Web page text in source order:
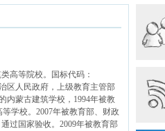
高等院校。国标代码：
区人民政府，上级教育主管部
内蒙古建筑学校，1994年被教
学校。2007年被教育部、财政
过国家验收。2009年被教育部